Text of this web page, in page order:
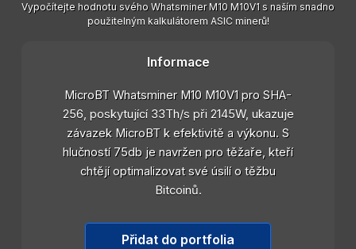
Vypočítejte hodnotu svého Whatsminer M10 M10V1 s naším snadno
použitelným kalkulátorem ASIC minerů!
Informace
MicroBT Whatsminer M10 M10V1 pro SHA-
256, poskytující 33Th/s při 2145W, ukazuje
závazek MicroBT k efektivitě a výkonu. S
hlučností 75db je navržen pro těžaře, kteří
chtějí optimalizovat své úsilí o těžbu
Bitcoinů.
Přidat do portfolia